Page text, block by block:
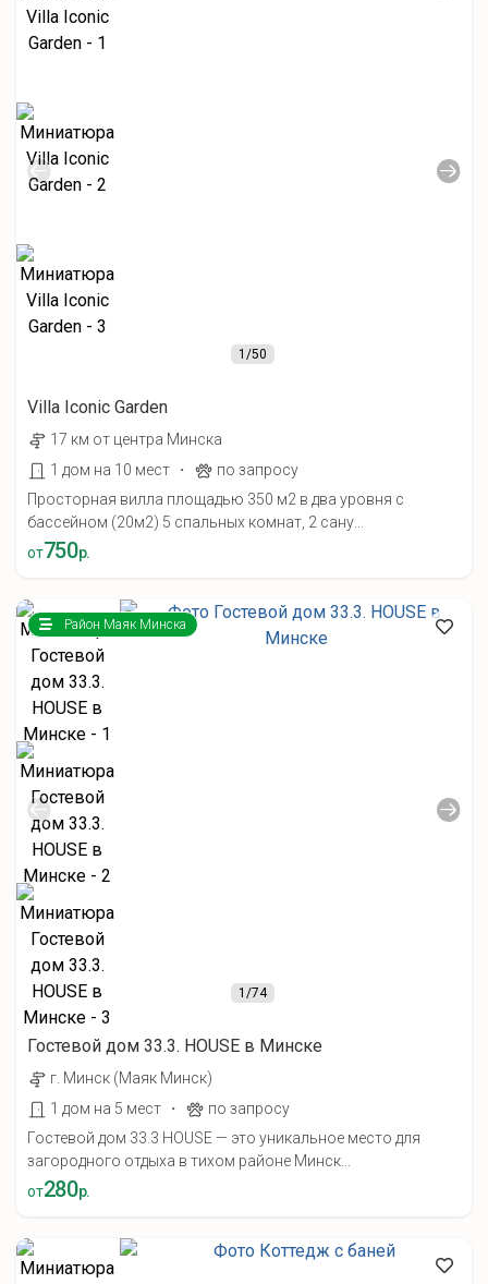
1/50
Villa Iconic Garden
17 км от центра Минска
1 дом на 10 мест
·
по запросу
Просторная вилла площадью 350 м2 в два уровня с
бассейном (20м2) 5 спальных комнат, 2 сану...
от750р.
1/74
Район Маяк Минска
Гостевой дом 33.3. HOUSE в Минске
г. Минск (Маяк Минск)
1 дом на 5 мест
·
по запросу
Гостевой дом 33.3 HOUSE — это уникальное место для
загородного отдыха в тихом районе Минск...
от280р.